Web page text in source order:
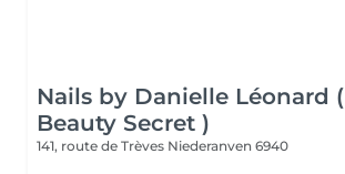
Nails by Danielle Léonard (
Beauty Secret )
141, route de Trèves Niederanven 6940